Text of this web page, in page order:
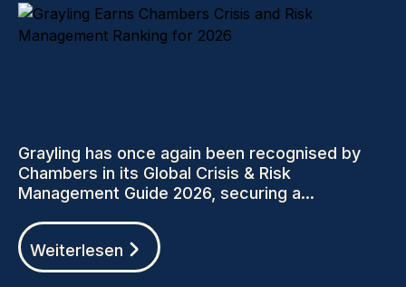
Grayling has once again been recognised by
Chambers in its Global Crisis & Risk
Management Guide 2026, securing a...
Weiterlesen